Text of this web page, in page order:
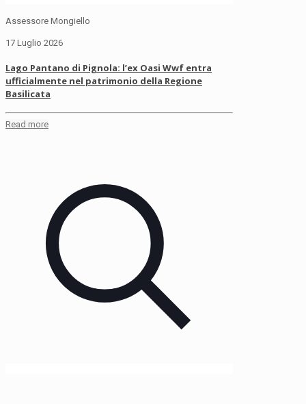
Assessore Mongiello
17 Luglio 2026
Lago Pantano di Pignola: l’ex Oasi Wwf entra
ufficialmente nel patrimonio della Regione
Basilicata
Read more